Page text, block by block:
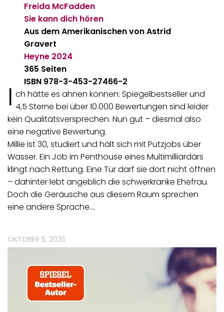
Freida McFadden
Sie kann dich hören
Aus dem Amerikanischen von Astrid
Gravert
Heyne 2024
365 Seiten
ISBN 978-3-453-27466-2
I ch hätte es ahnen können: Spiegelbestseller und
4,5 Sterne bei über 10.000 Bewertungen sind leider
kein Qualitätsversprechen. Nun gut – diesmal also
eine negative Bewertung.
Millie ist 30, studiert und hält sich mit Putzjobs über
Wasser. Ein Job im Penthouse eines Multimilliardärs
klingt nach Rettung. Eine Tür darf sie dort nicht öffnen
– dahinter lebt angeblich die schwerkranke Ehefrau.
Doch die Geräusche aus diesem Raum sprechen
eine andere Sprache.…
OKTOBER 5, 2025